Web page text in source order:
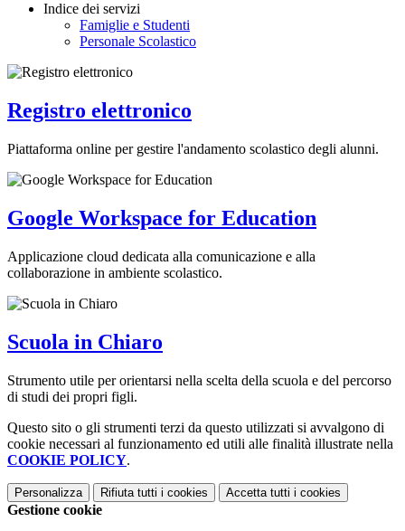
Indice dei servizi
Famiglie e Studenti
Personale Scolastico
Registro elettronico
Piattaforma online per gestire l'andamento scolastico degli alunni.
Google Workspace for Education
Applicazione cloud dedicata alla comunicazione e alla
collaborazione in ambiente scolastico.
Scuola in Chiaro
Strumento utile per orientarsi nella scelta della scuola e del percorso
di studi dei propri figli.
Questo sito o gli strumenti terzi da questo utilizzati si avvalgono di
cookie necessari al funzionamento ed utili alle finalità illustrate nella
COOKIE POLICY.
Personalizza Rifiuta tutti i cookies Accetta tutti i cookies
Gestione cookie